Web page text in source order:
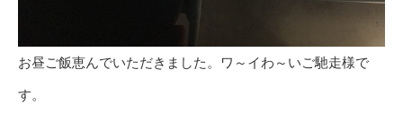
お昼ご飯恵んでいただきました。ワ～イわ～いご馳走様で
す。